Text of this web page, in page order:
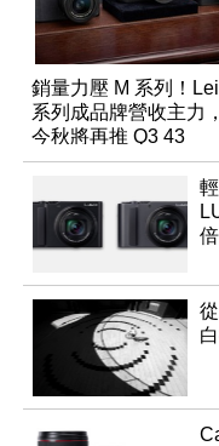
銷量力壓 M 系列！
系列成品牌營收主力
今秋將再推 Q3 43
Monochrom